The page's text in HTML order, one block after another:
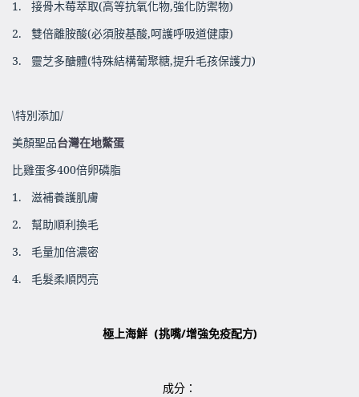
1. 接骨木莓萃取(高等抗氧化物,強化防禦物)
2.
雙倍離胺酸(必須胺基酸,呵護呼吸道健康)
3.
靈芝多醣體(特殊結構葡聚糖,提升毛孩保護力)
\特別添加/
美顏聖品台灣在地鱉蛋
比雞蛋多400倍卵磷脂
1.
滋補養護肌膚
2.
幫助順利換毛
3.
毛量加倍濃密
4.
毛髮柔順閃亮
極上海鮮(挑嘴/增強免疫配方)
成分：